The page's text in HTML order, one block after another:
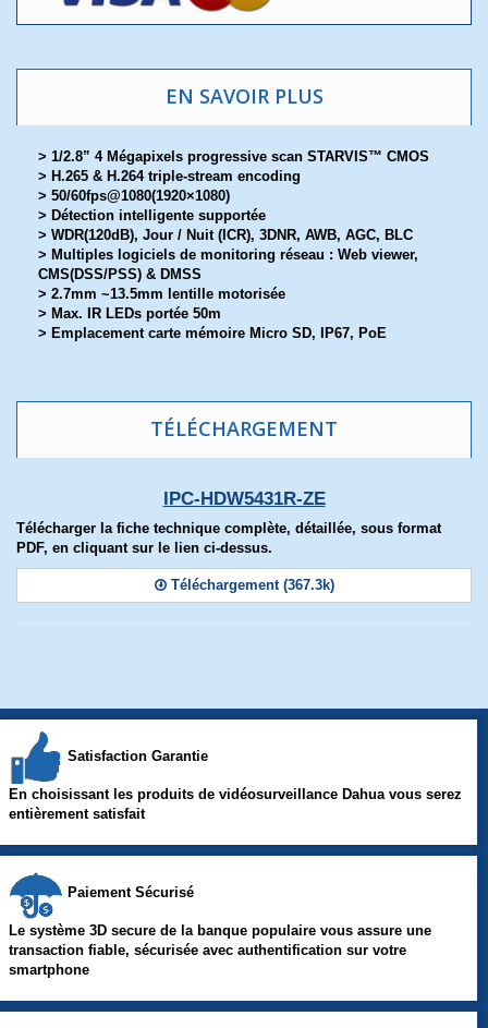
EN SAVOIR PLUS
> 1/2.8” 4 Mégapixels progressive scan STARVIS™ CMOS
> H.265 & H.264 triple-stream encoding
> 50/60fps@1080(1920×1080)
> Détection intelligente supportée
> WDR(120dB), Jour / Nuit (ICR), 3DNR, AWB, AGC, BLC
> Multiples logiciels de monitoring réseau : Web viewer,
CMS(DSS/PSS) & DMSS
> 2.7mm ~13.5mm lentille motorisée
> Max. IR LEDs portée 50m
> Emplacement carte mémoire Micro SD, IP67, PoE
TÉLÉCHARGEMENT
IPC-HDW5431R-ZE
Télécharger la fiche technique complète, détaillée, sous format
PDF, en cliquant sur le lien ci-dessus.
Téléchargement (367.3k)
Satisfaction Garantie
En choisissant les produits de vidéosurveillance Dahua vous serez
entièrement satisfait
Paiement Sécurisé
Le système 3D secure de la banque populaire vous assure une
transaction fiable, sécurisée avec authentification sur votre
smartphone